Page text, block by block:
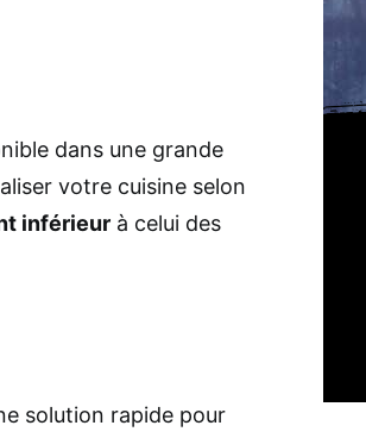
dans une grande
votre cuisine selon
inférieur à celui des
solution rapide pour